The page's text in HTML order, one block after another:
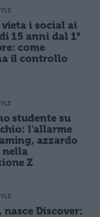
i social ai
15 anni dal 1°
come
il controllo
studente su
l'allarme
azzardo
nella
Z
nasce Discover: